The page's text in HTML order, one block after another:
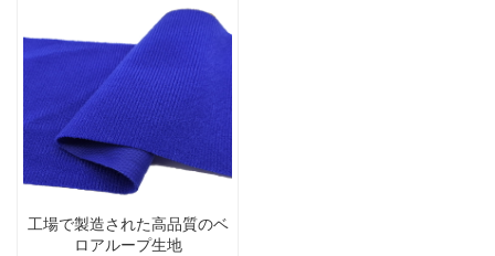
工場で製造された高品質のベ
ロアループ生地